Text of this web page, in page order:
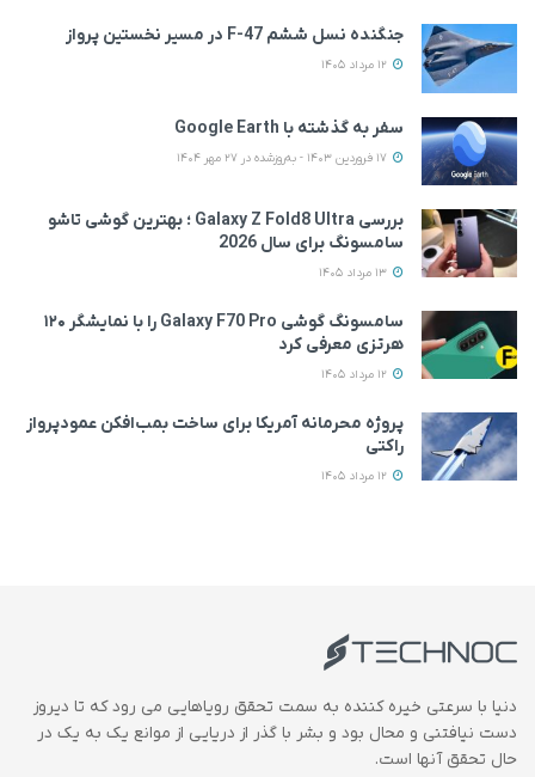
جنگنده نسل ششم F-47 در مسیر نخستین پرواز
سفر به گذشته با Google Earth
بررسی Galaxy Z Fold8 Ultra ؛ بهترین گوشی تاشو
سامسونگ برای سال 2026
سامسونگ گوشی Galaxy F70 Pro را با نمایشگر ۱۲۰
هرتزی معرفی کرد
پروژه محرمانه آمریکا برای ساخت بمب‌افکن عمودپرواز
راکتی
دنیا با سرعتی خیره کننده به سمت تحقق رویاهایی می رود که تا دیروز
دست نیافتنی و محال بود و بشر با گذر از دریایی از موانع یک به یک در
حال تحقق آنها است.